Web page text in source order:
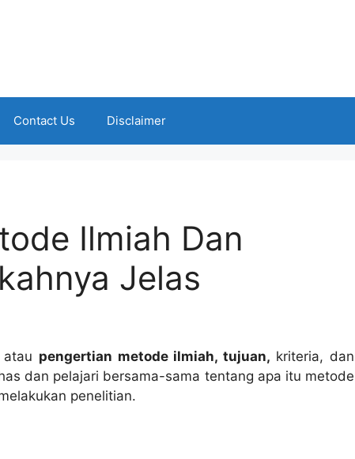
Contact Us Disclaimer
Ilmiah Dan
Jelas
pengertian metode ilmiah, tujuan, kriteria, dan
dan pelajari bersama-sama tentang apa itu metode
penelitian.